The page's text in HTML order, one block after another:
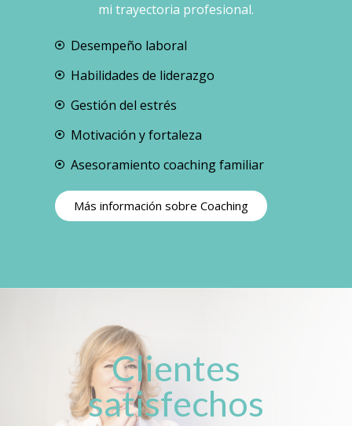
mi trayectoria profesional.
Desempeño laboral
Habilidades de liderazgo
Gestión del estrés
Motivación y fortaleza
Asesoramiento coaching familiar
Más información sobre Coaching
Clientes
satisfechos